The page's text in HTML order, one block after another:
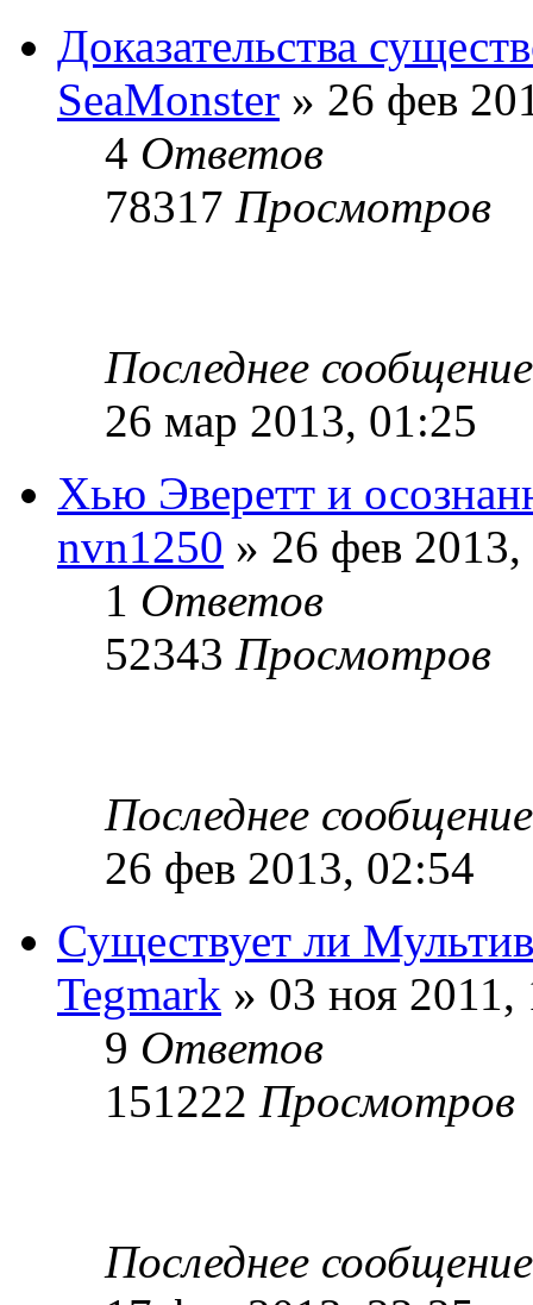
Доказательства
SeaMonster » 26 фев
4 Ответов
78317 Просмотров
Последнее
26 мар 2013, 01:25
Хью Эверетт и
nvn1250 » 26 фев
1 Ответов
52343 Просмотров
Последнее
26 фев 2013, 02:54
Существует ли
Tegmark » 03 ноя 2011,
9 Ответов
151222 Просмотров
Последнее